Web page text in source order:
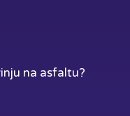
na asfaltu?